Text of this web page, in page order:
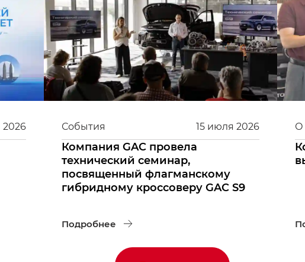
2026 15 июля 2026
События
Компания GAC провела
технический семинар,
посвященный флагманскому
гибридному кроссоверу GAC S9
Подробнее
О